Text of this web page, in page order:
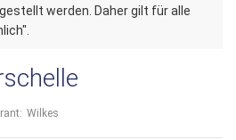
werden. Daher gilt für alle
Wilkes